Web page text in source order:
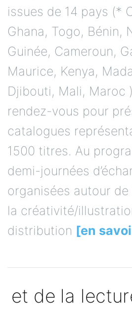
issues de 14 pays (*
Ghana, Togo, Bénin,
Guinée, Cameroun,
Maurice, Kenya,
Djibouti, Mali, Maroc
rendez-vous pour
catalogues
1500 titres. Au
demi-journées
organisées autour
la créativité/
distribution [en